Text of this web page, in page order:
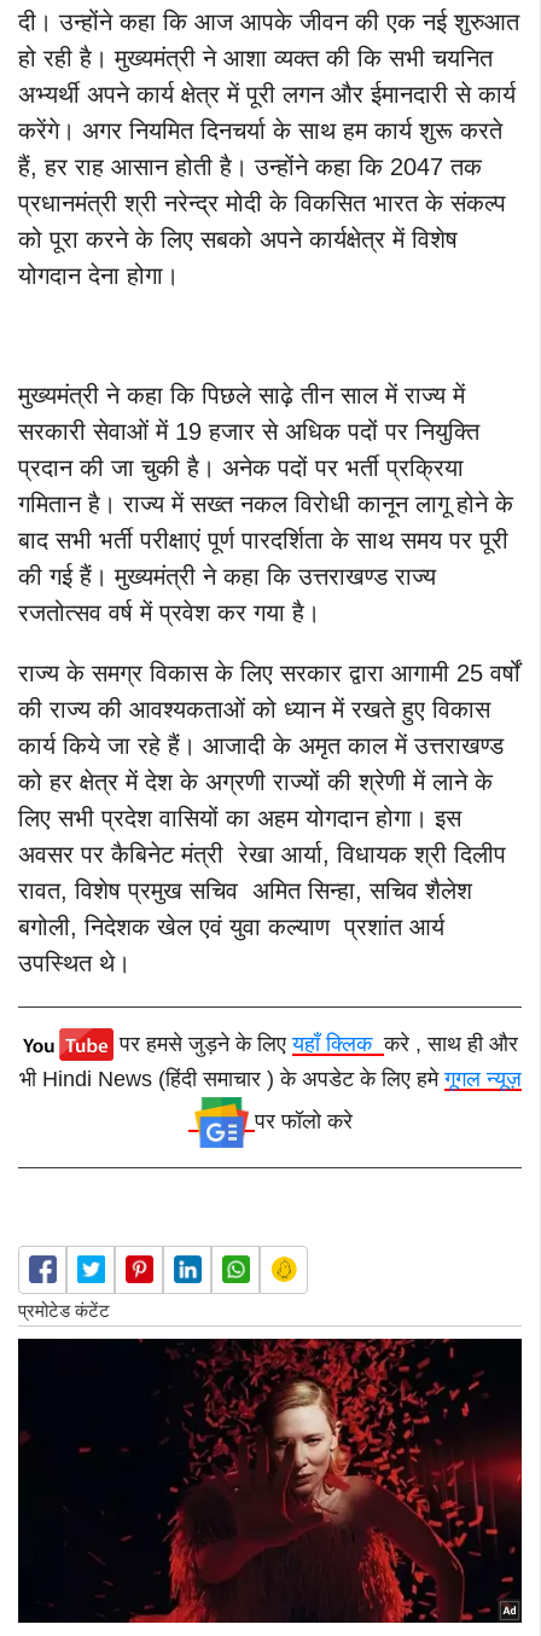
दी। उन्होंने कहा कि आज आपके जीवन की एक नई शुरुआत
हो रही है। मुख्यमंत्री ने आशा व्यक्त की कि सभी चयनित
अभ्यर्थी अपने कार्य क्षेत्र में पूरी लगन और ईमानदारी से कार्य
करेंगे। अगर नियमित दिनचर्या के साथ हम कार्य शुरू करते
हैं, हर राह आसान होती है। उन्होंने कहा कि 2047 तक
प्रधानमंत्री श्री नरेन्द्र मोदी के विकसित भारत के संकल्प
को पूरा करने के लिए सबको अपने कार्यक्षेत्र में विशेष
योगदान देना होगा।
मुख्यमंत्री ने कहा कि पिछले साढ़े तीन साल में राज्य में
सरकारी सेवाओं में 19 हजार से अधिक पदों पर नियुक्ति
प्रदान की जा चुकी है। अनेक पदों पर भर्ती प्रक्रिया
गमितान है। राज्य में सख्त नकल विरोधी कानून लागू होने के
बाद सभी भर्ती परीक्षाएं पूर्ण पारदर्शिता के साथ समय पर पूरी
की गई हैं। मुख्यमंत्री ने कहा कि उत्तराखण्ड राज्य
रजतोत्सव वर्ष में प्रवेश कर गया है।
राज्य के समग्र विकास के लिए सरकार द्वारा आगामी 25 वर्षों
की राज्य की आवश्यकताओं को ध्यान में रखते हुए विकास
कार्य किये जा रहे हैं। आजादी के अमृत काल में उत्तराखण्ड
को हर क्षेत्र में देश के अग्रणी राज्यों की श्रेणी में लाने के
लिए सभी प्रदेश वासियों का अहम योगदान होगा।इस
अवसर पर कैबिनेट मंत्री रेखा आर्या, विधायक श्री दिलीप
रावत, विशेष प्रमुख सचिव अमित सिन्हा, सचिव शैलेश
बगोली, निदेशक खेल एवं युवा कल्याण प्रशांत आर्य
उपस्थित थे।
पर हमसे जुड़ने के लिएयहाँ क्लिककरे , साथ ही और
भी Hindi News (हिंदी समाचार ) के अपडेट के लिए हमेगूगल न्यूज़
पर फॉलो करे